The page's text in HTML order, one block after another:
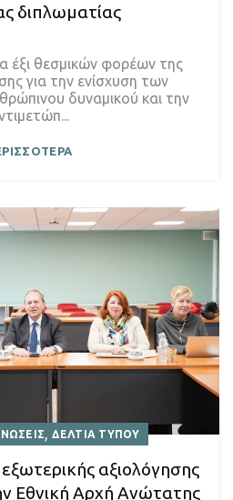
διπλωματίας
έξι θεσμικών φορέων της
για την ενίσχυση των
δυναμικού και την
,ΔΕΛΤΙΑ ΤΥΠΟΥ
αξιολόγησης
Εθνική Αρχή Ανώτατης